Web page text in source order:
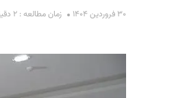
۳۰ فروردین ۱۴۰۴ زمان مطالعه : ۲ دقیقه